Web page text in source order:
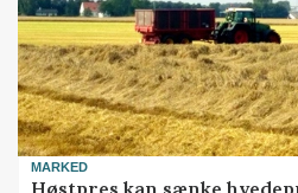
MARKED
Høstpres kan sænke